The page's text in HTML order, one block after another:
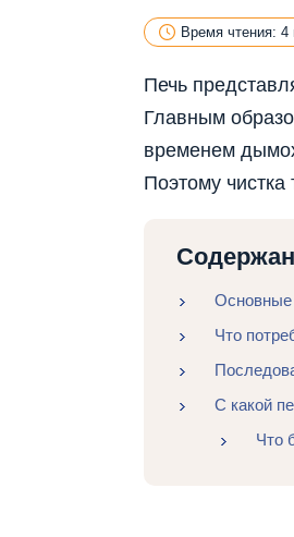
Время чтения: 4
Печь
Главным
временем
Поэтому
Основные
Что
С какой
Что